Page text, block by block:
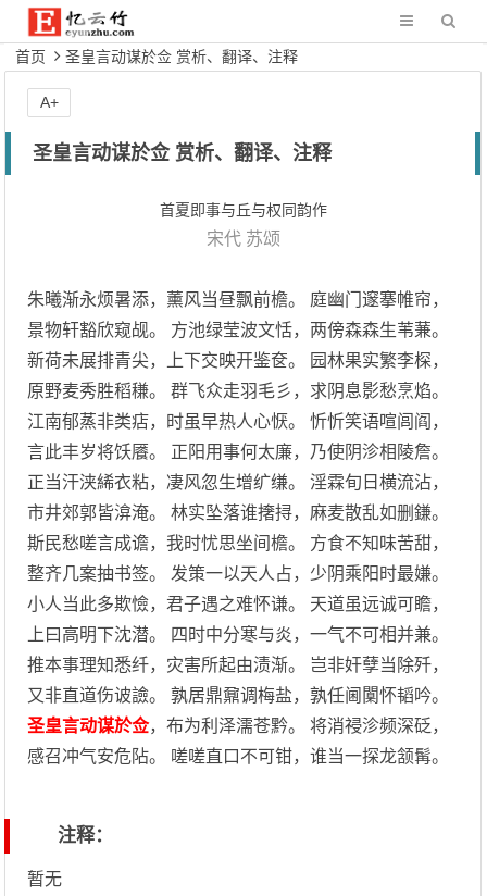
首页 圣皇言动谋於佥 赏析、翻译、注释
圣皇言动谋於佥 赏析、翻译、注释
首夏即事与丘与权同韵作
宋代 苏颂
朱曦渐永烦暑添，薰风当昼飘前檐。 庭幽门邃搴帷帘，
景物轩豁欣窥觇。 方池绿莹波文恬，两傍森森生苇蒹。
新荷未展排青尖，上下交映开鉴奁。 园林果实繁李棎，
原野麦秀胜稻稴。 群飞众走羽毛彡，求阴息影愁烹焰。
江南郁蒸非类痁，时虽早热人心恹。 忻忻笑语喧闾阎，
言此丰岁将饫餍。 正阳用事何太廉，乃使阴沴相陵詹。
正当汗浃絺衣粘，凄风忽生增纩缣。 淫霖旬日横流沾，
市井郊郭皆渰淹。 林实坠落谁撦挦，麻麦散乱如删鎌。
斯民愁嗟言成谵，我时忧思坐间檐。 方食不知味苦甜，
整齐几案抽书签。 发策一以天人占，少阴乘阳时最嫌。
小人当此多欺憸，君子遇之难怀谦。 天道虽远诚可瞻，
上曰高明下沈潜。 四时中分寒与炎，一气不可相并兼。
推本事理知悉纤，灾害所起由渍渐。 岂非奸孽当除歼，
又非直道伤诐譣。 孰居鼎鼐调梅盐，孰任阃闑怀韬吟。
圣皇言动谋於佥，布为利泽濡苍黔。 将消祲沴频深砭，
感召冲气安危阽。 嗟嗟直口不可钳，谁当一探龙颔髯。
注释：
暂无
A+